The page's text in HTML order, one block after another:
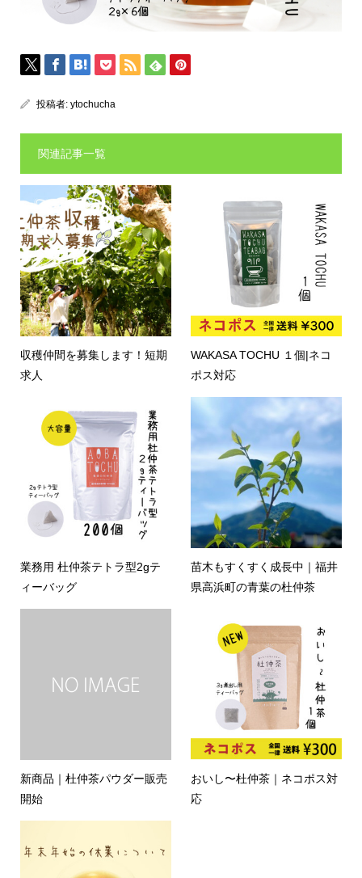
投稿者: ytochucha
関連記事一覧
収穫仲間を募集します！短期
求人
WAKASA TOCHU １個|ネコ
ポス対応
業務用 杜仲茶テトラ型2gテ
ィーバッグ
苗木もすくすく成長中｜福井
県高浜町の青葉の杜仲茶
新商品｜杜仲茶パウダー販売
開始
おいし〜杜仲茶｜ネコポス対
応